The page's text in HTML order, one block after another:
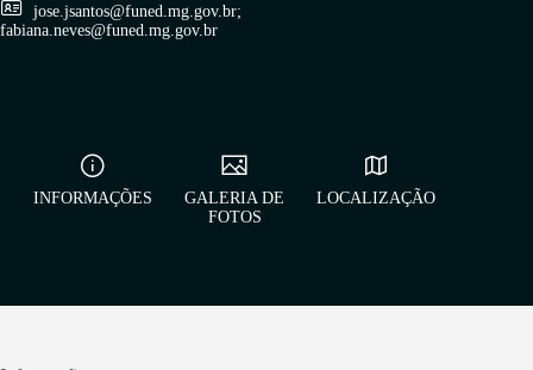
jose.jsantos@funed.mg.gov.br;
fabiana.neves@funed.mg.gov.br
INFORMAÇÕES
GALERIA DE
FOTOS
LOCALIZAÇÃO